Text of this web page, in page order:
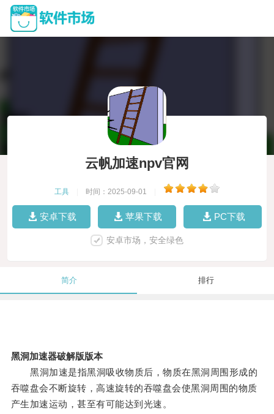
云帆加速npv官网
工具 时间：2025-09-01
安卓下载 苹果下载 PC下载
安卓市场，安全绿色
简介 排行
黑洞加速器破解版版本
黑洞加速是指黑洞吸收物质后，物质在黑洞周围形成的
吞噬盘会不断旋转，高速旋转的吞噬盘会使黑洞周围的物质
产生加速运动，甚至有可能达到光速。